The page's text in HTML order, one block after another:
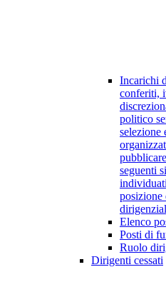
Incarichi
conferiti,
politico
selezione
seguenti
posizione
Elenco
Posti di
Ruolo
Dirigenti cessati